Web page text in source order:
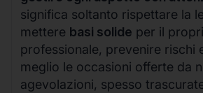
significa soltanto rispettare la
mettere basi solide per il
professionale, prevenire rischi
meglio le occasioni offerte da
agevolazioni, spesso